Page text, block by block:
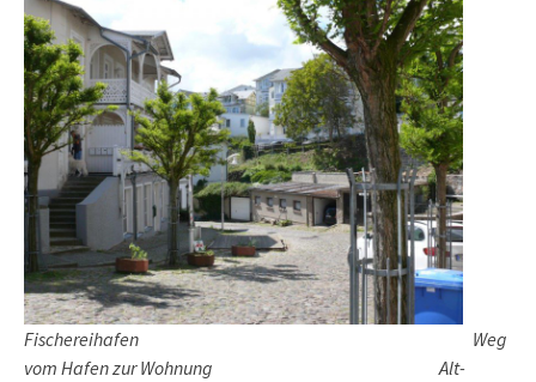
Fischereihafen Weg
vom Hafen zur Wohnung
Alt-